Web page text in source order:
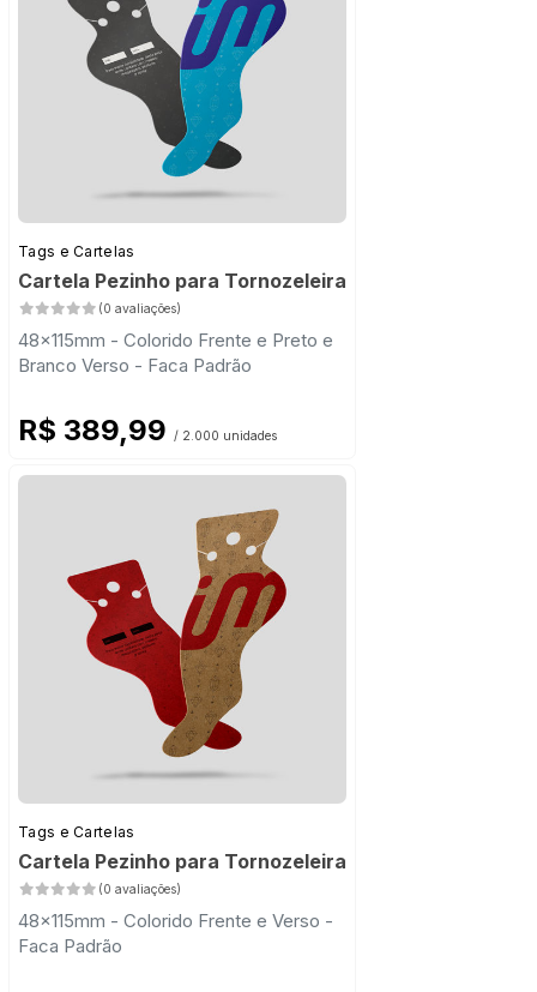
Tags e Cartelas
Cartela Pezinho para Tornozeleira
(0 avaliações)
48x115mm - Colorido Frente e Preto e
Branco Verso - Faca Padrão
R$ 389,99 / 2.000 unidades
Tags e Cartelas
Cartela Pezinho para Tornozeleira
(0 avaliações)
48x115mm - Colorido Frente e Verso -
Faca Padrão